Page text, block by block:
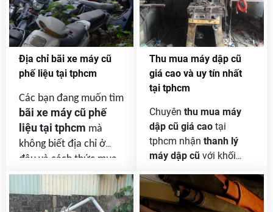
Địa chỉ bãi xe máy cũ
phế liệu tại tphcm
Các bạn đang muốn tìm
bãi xe máy cũ phế
liệu tại tphcm mà
không biết địa chỉ ở
đâu và cách thức mua
bán như thế nào rồi xe
còn giấy tờ hay không
thì qua bài viết này các
Thu mua máy dập cũ
giá cao và uy tín nhất
tại tphcm
Chuyên thu mua máy
dập cũ giá cao tại
tphcm nhận thanh lý
máy dập cũ với khối
hạn của công ty và
doanh nghiệp thanh lý .